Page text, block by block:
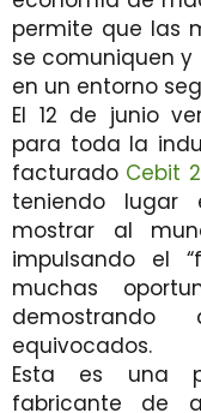
permite que las
se comuniquen
en un entorno
El 12 de junio
para toda la
facturado Cebit
teniendo lugar
mostrar al
impulsando el
muchas
equivocados.
Esta es una
fabricante de